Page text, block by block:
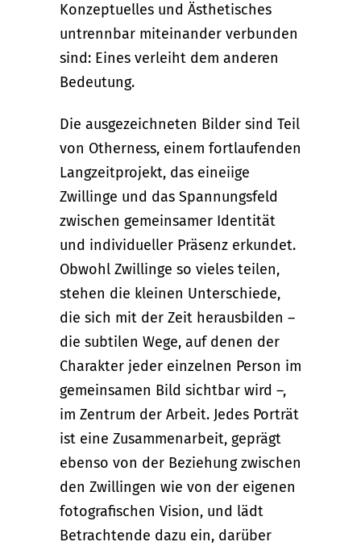
Konzeptuelles und Ästhetisches
untrennbar miteinander verbunden
sind: Eines verleiht dem anderen
Bedeutung.
Die ausgezeichneten Bilder sind Teil
von Otherness, einem fortlaufenden
Langzeitprojekt, das eineiige
Zwillinge und das Spannungsfeld
zwischen gemeinsamer Identität
und individueller Präsenz erkundet.
Obwohl Zwillinge so vieles teilen,
stehen die kleinen Unterschiede,
die sich mit der Zeit herausbilden –
die subtilen Wege, auf denen der
Charakter jeder einzelnen Person im
gemeinsamen Bild sichtbar wird –,
im Zentrum der Arbeit. Jedes Porträt
ist eine Zusammenarbeit, geprägt
ebenso von der Beziehung zwischen
den Zwillingen wie von der eigenen
fotografischen Vision, und lädt
Betrachtende dazu ein, darüber